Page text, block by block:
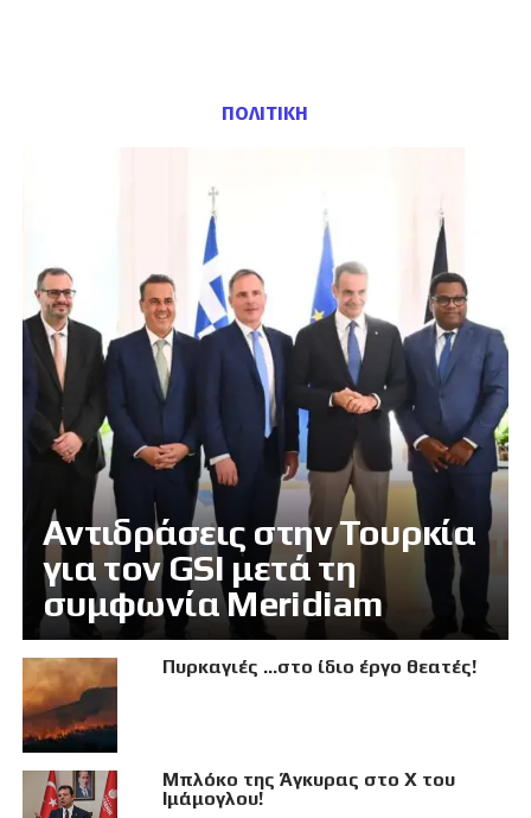
ΠΟΛΙΤΙΚΗ
Αντιδράσεις στην Τουρκία
για τον GSI μετά τη
συμφωνία Meridiam
Πυρκαγιές …στο ίδιο έργο θεατές!
Μπλόκο της Άγκυρας στο X του
Ιμάμογλου!